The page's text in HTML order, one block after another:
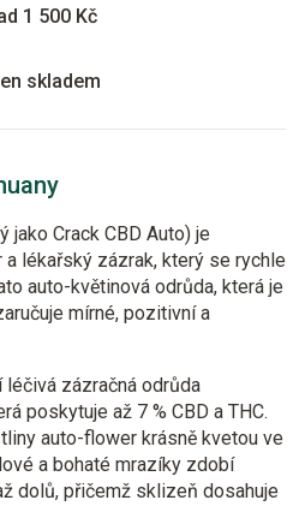
1 500 Kč
skladem
jako Crack CBD Auto) je
lékařský zázrak, který se rychle
auto-květinová odrůda, která je
mírné, pozitivní a
léčivá zázračná odrůda
poskytuje až 7 % CBD a THC.
auto-flower krásně kvetou ve
a bohaté mrazíky zdobí
dolů, přičemž sklizeň dosahuje